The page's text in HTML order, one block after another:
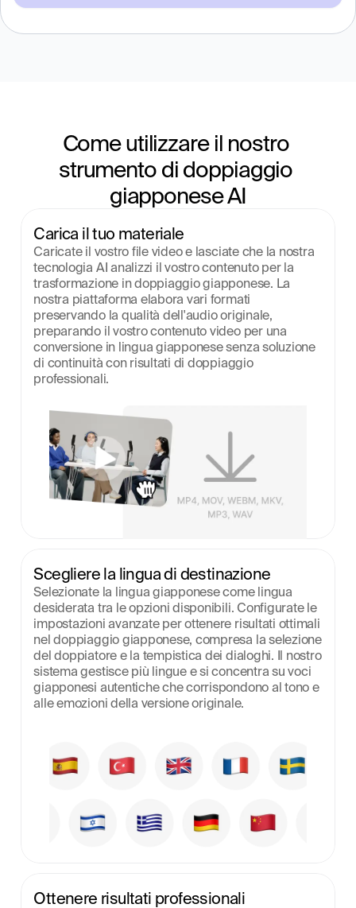
Come utilizzare il nostro
strumento di doppiaggio
giapponese AI
Carica il tuo materiale
Caricate il vostro file video e lasciate che la nostra
tecnologia AI analizzi il vostro contenuto per la
trasformazione in doppiaggio giapponese. La
nostra piattaforma elabora vari formati
preservando la qualità dell'audio originale,
preparando il vostro contenuto video per una
conversione in lingua giapponese senza soluzione
di continuità con risultati di doppiaggio
professionali.
Scegliere la lingua di destinazione
Selezionate la lingua giapponese come lingua
desiderata tra le opzioni disponibili. Configurate le
impostazioni avanzate per ottenere risultati ottimali
nel doppiaggio giapponese, compresa la selezione
del doppiatore e la tempistica dei dialoghi. Il nostro
sistema gestisce più lingue e si concentra su voci
giapponesi autentiche che corrispondono al tono e
alle emozioni della versione originale.
Ottenere risultati professionali